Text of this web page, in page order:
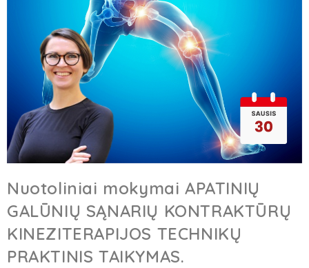
Nuotoliniai mokymai APATINIŲ
GALŪNIŲ SĄNARIŲ KONTRAKTŪRŲ
KINEZITERAPIJOS TECHNIKŲ
PRAKTINIS TAIKYMAS.